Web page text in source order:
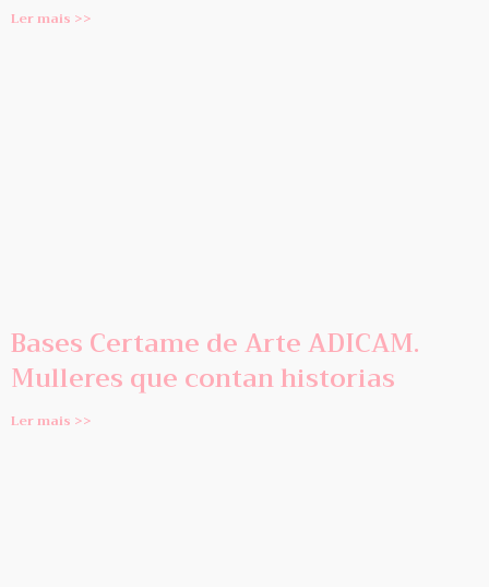
Ler mais >>
Bases Certame de Arte ADICAM.
Mulleres que contan historias
Ler mais >>